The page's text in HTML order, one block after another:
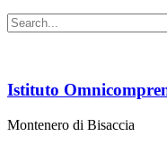
Istituto
Montenero di Bisaccia